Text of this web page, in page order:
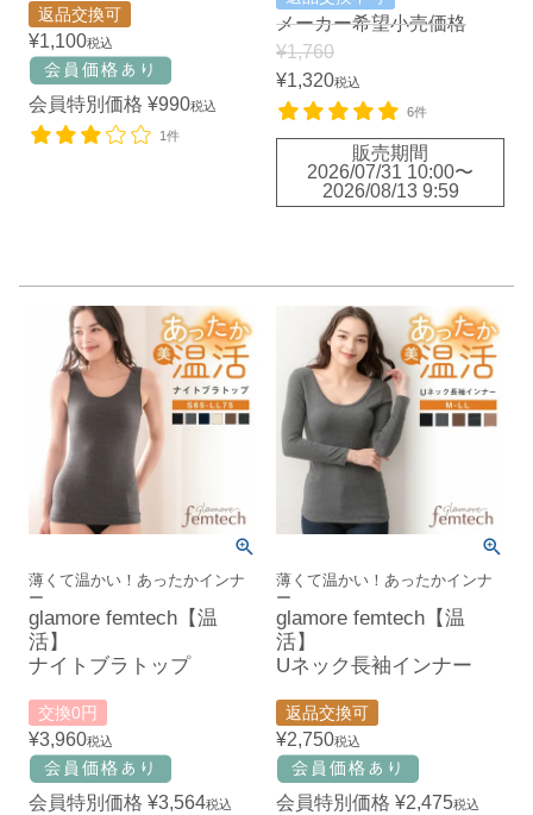
返品交換可
¥1,100税込
会員特別価格 ¥990税込
1件
メーカー希望小売価格
¥1,760
¥1,320税込
6件
販売期間
2026/07/31 10:00〜
2026/08/13 9:59
薄くて温かい！あったかインナ
ー
glamore femtech【温
活】
ナイトブラトップ
交換0円
¥3,960税込
会員特別価格 ¥3,564税込
薄くて温かい！あったかインナ
ー
glamore femtech【温
活】
Uネック長袖インナー
返品交換可
¥2,750税込
会員特別価格 ¥2,475税込